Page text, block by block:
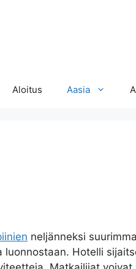
Aloitus Aasia
neljänneksi
Hotelli